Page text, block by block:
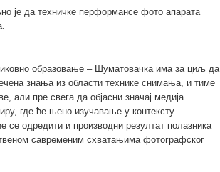
је да техничке перформансе фото апарата
образовање – Шуматовачка има за циљ да
знања из области технике снимања, и тиме
али пре свега да објасни значај медија
где ће њено изучавање у контексту
се одредити и производни резултат полазника
савременим схватањима фотографског